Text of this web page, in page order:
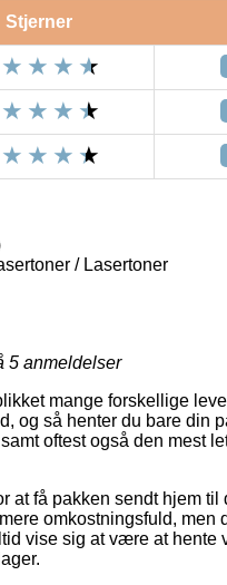
Stjerner
/ Lasertoner
5 anmeldelser
mange forskellige
og så henter du bare din
oftest også den mest
at få pakken sendt hjem
omkostningsfuld,
vise sig at være at hente